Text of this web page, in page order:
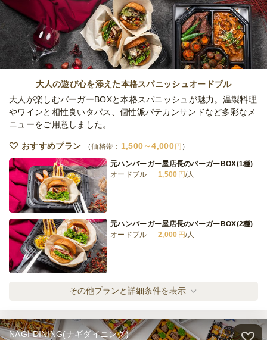
ランプ小分けブッフェ ラグジュアリー
オードブル
3,500円/人
全てのプランを見る（5件）
オードブル
締切 3日前15時
※定休日を除く営業日換算
定休日 月・火
大人の遊び心を添えた本格スパニッシュオードブル
大人が楽しむバーガーBOXと本格スパニッシュが魅力。温製料理
やワインと相性良いタパス、個性派パテカンサンドなど多彩なメ
ニューをご用意しました。
おすすめプラン 価格帯： 1,500～4,000円
元ハンバーガー屋店長のバーガーBOX(1種)
オードブル
1,500 円/人
元ハンバーガー屋店長のバーガーBOX(2種)
オードブル
2,000 円/人
旅行気分♪スペイン満喫プラン・スタンダー
ド
その他プランと詳細条件を表示
NAGI DINING(ナギダイニング)